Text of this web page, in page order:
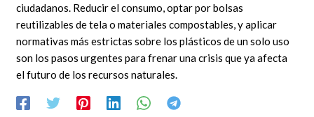
ciudadanos. Reducir el consumo, optar por bolsas
reutilizables de tela o materiales compostables, y aplicar
normativas más estrictas sobre los plásticos de un solo uso
son los pasos urgentes para frenar una crisis que ya afecta
el futuro de los recursos naturales.